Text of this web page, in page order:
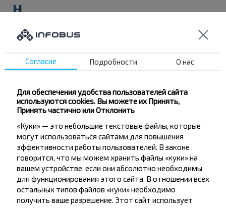
Н
Накло-над-Нотецью
Нароль
Неводница Корицка
Ниско
Нова Сажина
Нове-Място-Любавске
Новогард
Новы Сач
Новы-Тарг
Ныса
О
Ожарув
Озимек
Олава
Согласие Подробности О нас
Для обеспечения удобства пользователей сайта
используются cookies. Вы можете их Принять,
Принять частично или Отклонить
«Куки» — это небольшие текстовые файлы, которые
могут использоваться сайтами для повышения
эффективности работы пользователей. В законе
говорится, что мы можем хранить файлы «куки» на
вашем устройстве, если они абсолютно необходимы
для функционирования этого сайта. В отношении всех
остальных типов файлов «куки» необходимо
получить ваше разрешение. Этот сайт использует